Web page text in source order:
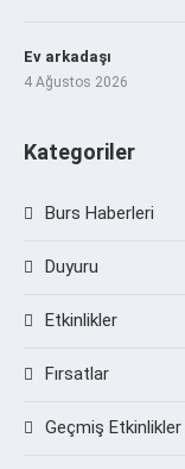
Ev arkadaşı
4 Ağustos 2026
Kategoriler
Burs Haberleri
Duyuru
Etkinlikler
Fırsatlar
Geçmiş Etkinlikler